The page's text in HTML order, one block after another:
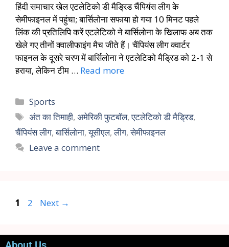
हिंदी समाचार खेल एटलेटिको डी मैड्रिड चैंपियंस लीग के
सेमीफाइनल में पहुंचा; बार्सिलोना सफाया हो गया 10 मिनट पहले
लिंक की प्रतिलिपि करें एटलेटिको ने बार्सिलोना के खिलाफ अब तक
खेले गए तीनों क्वालीफाइंग मैच जीते हैं। चैंपियंस लीग क्वार्टर
फाइनल के दूसरे चरण में बार्सिलोना ने एटलेटिको मैड्रिड को 2-1 से
हराया, लेकिन टीम … Read more
Sports
अंत का तिमाही,अमेरिकी फुटबॉल,एटलेटिको डी मैड्रिड,
चैंपियंस लीग,बार्सिलोना,यूसीएल,लीग,सेमीफाइनल
Leave a comment
1 2 Next →